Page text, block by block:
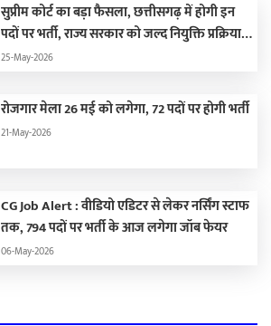
सुप्रीम कोर्ट का बड़ा फैसला, छत्तीसगढ़ में होगी इन
पदों पर भर्ती, राज्य सरकार को जल्द नियुक्ति प्रक्रिया
पूरा करने के दिए निर्देश…
25-May-2026
रोजगार मेला 26 मई को लगेगा, 72 पदों पर होगी भर्ती
21-May-2026
CG Job Alert : वीडियो एडिटर से लेकर नर्सिंग स्टाफ
तक, 794 पदों पर भर्ती के आज लगेगा जॉब फेयर
06-May-2026